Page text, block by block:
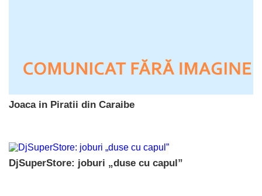
Joaca in Piratii din Caraibe
DjSuperStore: joburi „duse cu capul”